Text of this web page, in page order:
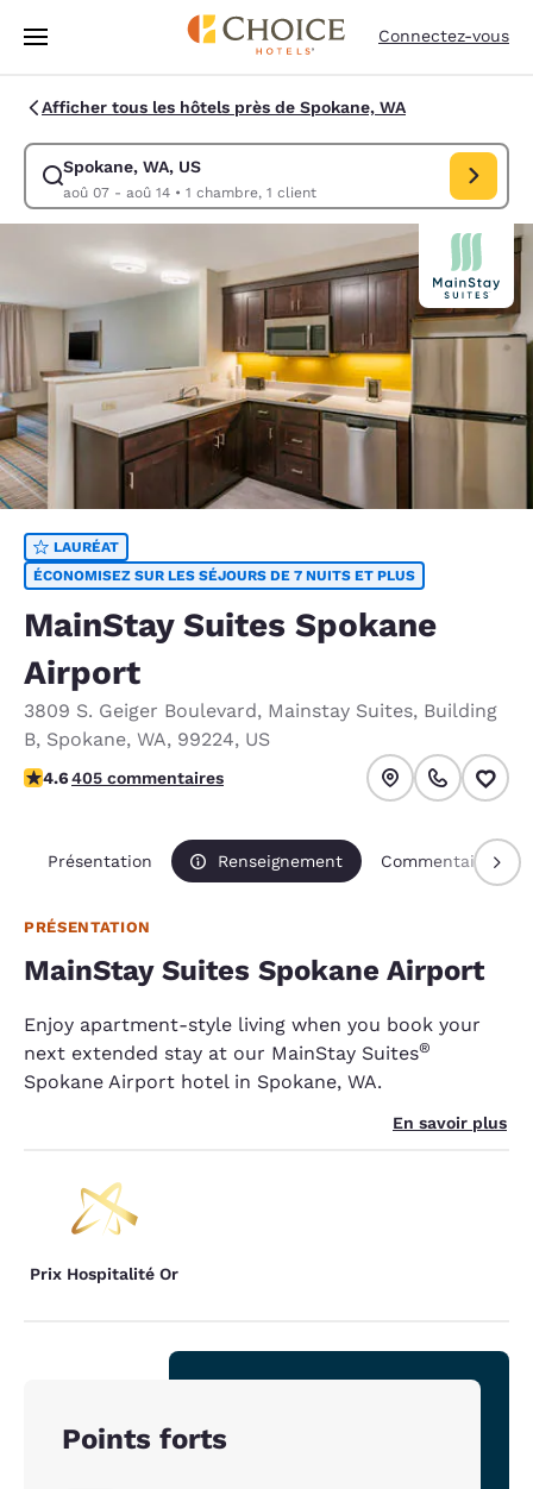
Passer à Contenu Principal
Connectez-vous
Afficher tous les hôtels près de Spokane, WA
Spokane, WA, US
aoû 07 - aoû 14• 1 chambre, 1 client
Modifiez la recherche pour Spokane, WA, US. Date d’arrivée aoû 07,
LAURÉAT
ÉCONOMISEZ SUR LES SÉJOURS DE 7 NUITS ET PLUS
MainStay Suites Spokane
Airport
3809 S. Geiger Boulevard, Mainstay Suites, Building
B, Spokane, WA, 99224, US
4.59 étoiles. Excellent.
4.6405 commentaires
Présentation Renseignement Commentaires
PRÉSENTATION
MainStay Suites Spokane Airport
Enjoy apartment-style living when you book your
next extended stay at our MainStay Suites®
Spokane Airport hotel in Spokane, WA.
En savoir plus
Prix Hospitalité Or
Points forts